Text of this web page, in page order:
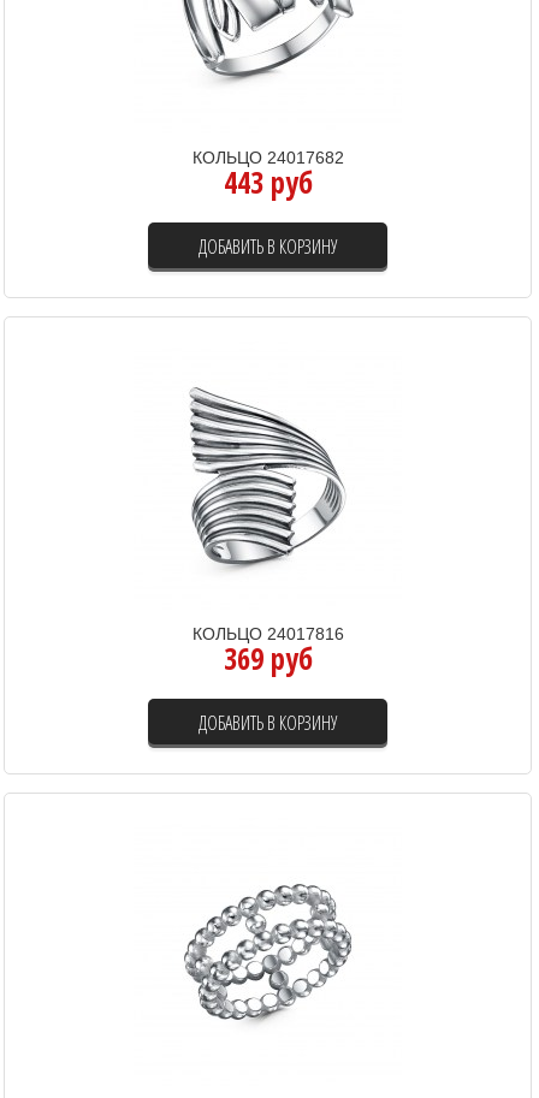
КОЛЬЦО 24017682
443 руб
ДОБАВИТЬ В КОРЗИНУ
КОЛЬЦО 24017816
369 руб
ДОБАВИТЬ В КОРЗИНУ